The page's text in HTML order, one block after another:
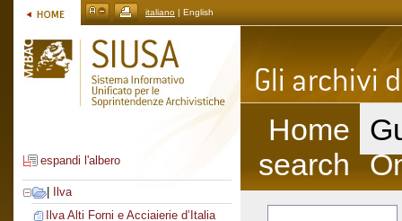
italiano | English
espandi l'albero
Ilva
Ilva Alti Forni e Acciaierie d’Italia
Home
search